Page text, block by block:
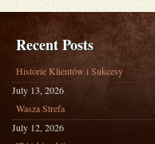
Recent Posts
Historie Klientów i Sukcesy
July 13, 2026
Wasza Strefa
July 12, 2026